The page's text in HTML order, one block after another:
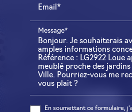
Email*
Message*
En soumettant ce formulaire,